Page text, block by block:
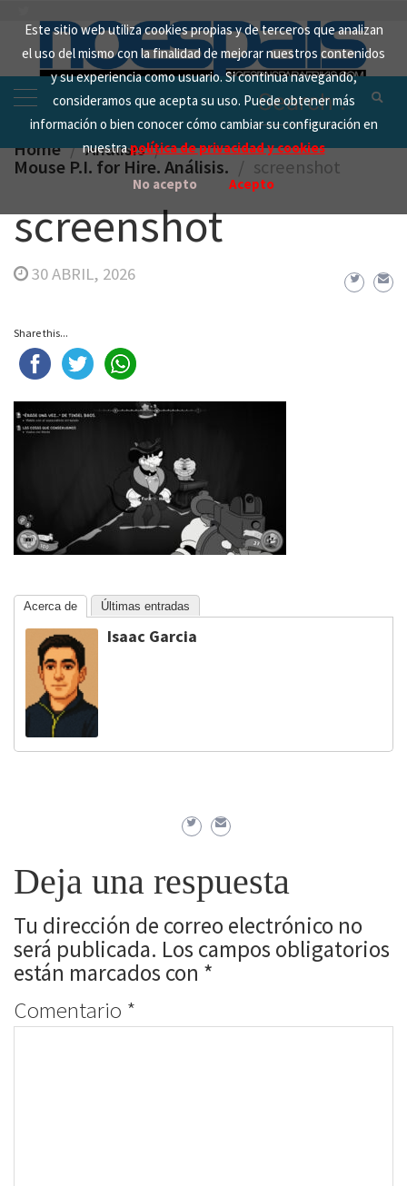
Este sitio web utiliza cookies propias y de terceros que analizan
el uso del mismo con la finalidad de mejorar nuestros contenidos
y su experiencia como usuario. Si continua navegando,
consideramos que acepta su uso. Puede obtener más
información o bien conocer cómo cambiar su configuración en
nuestrapolítica de privacidad y cookies
No acepto Acepto
content
Search
for:
Home Analisis
Mouse P.I. for Hire. Análisis. screenshot
screenshot
30 ABRIL, 2026
Share this...
Acerca de Últimas entradas
Isaac Garcia
Deja una respuesta
Tu dirección de correo electrónico no
será publicada. Los campos obligatorios
están marcados con *
Comentario *